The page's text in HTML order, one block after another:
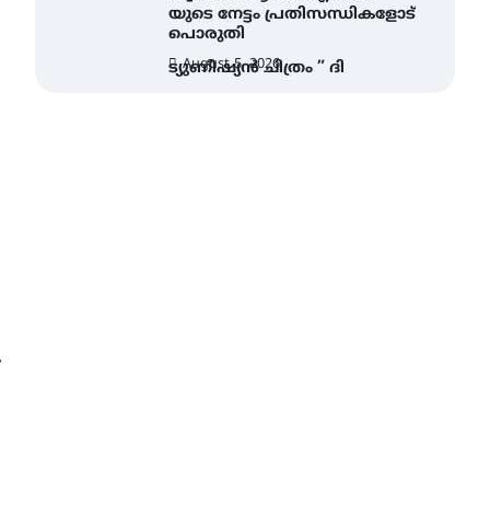
യുടെ നേട്ടം പ്രതിസന്ധികളോട്
പൊരുതി
August 5, 2026
ട്യുണീഷ്യൻ ചിത്രം ” ദി